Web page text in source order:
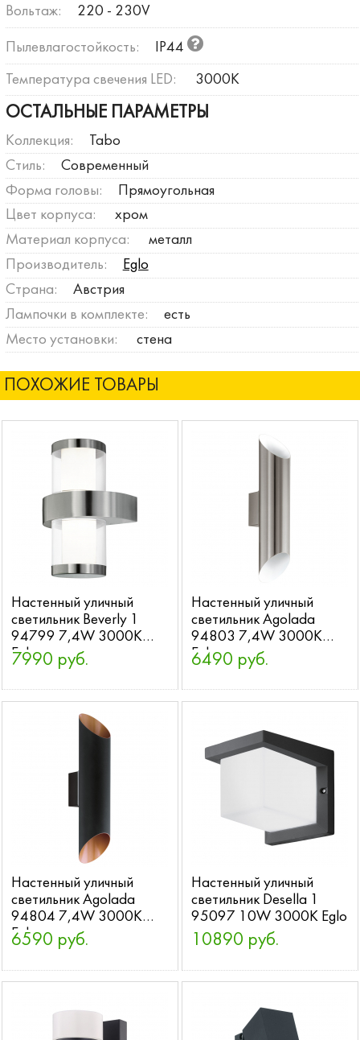
Вольтаж: 220 - 230V
Пылевлагостойкость: IP44
Температура свечения LED: 3000К
ОСТАЛЬНЫЕ ПАРАМЕТРЫ
Коллекция:
Tabo
Стиль:
Современный
Форма головы:
Прямоугольная
Цвет корпуса:
хром
Материал корпуса:
металл
Производитель:
Eglo
Страна:
Австрия
Лампочки в комплекте:
есть
Место установки:
стена
ПОХОЖИЕ ТОВАРЫ
Настенный уличный
светильник Beverly 1
94799 7,4W 3000K
Eglo
7990 руб.
Настенный уличный
светильник Agolada
94803 7,4W 3000K
Eglo
6490 руб.
Настенный уличный
светильник Agolada
94804 7,4W 3000K
Eglo
6590 руб.
Настенный уличный
светильник Desella 1
95097 10W 3000K Eglo
10890 руб.